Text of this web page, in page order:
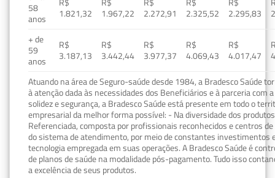
58
anos
1.821,32
1.967,22
2.272,91
2.325,52
2.295,83
+ de
59
anos
R$
3.187,13
R$
3.442,44
R$
3.977,37
R$
4.069,43
R$
4.017,47
Atuando na área de Seguro-saúde desde 1984, a Bradesco Saúde
à atenção dada às necessidades dos Beneficiários e à parceria com
solidez e segurança, a Bradesco Saúde está presente em todo o
empresarial da melhor forma possível: - Na diversidade dos
Referenciada, composta por profissionais reconhecidos e centros
do sistema de atendimento, por meio de constantes investimentos
tecnologia empregada em suas operações. A Bradesco Saúde é
de planos de saúde na modalidade pós-pagamento. Tudo isso
a excelência de seus produtos.